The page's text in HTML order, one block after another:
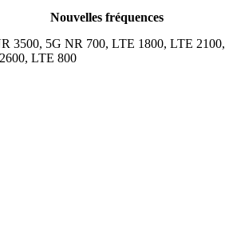
Nouvelles fréquences
3500, 5G NR 700, LTE 1800, LTE 2100,
LTE 800